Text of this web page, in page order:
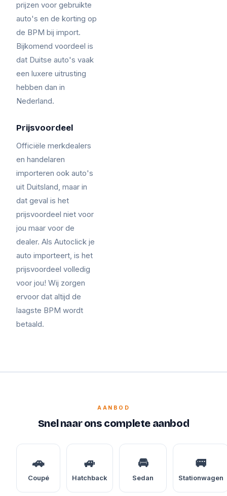
prijzen voor gebruikte
auto's en de korting op
de BPM bij import.
Bijkomend voordeel is
dat Duitse auto's vaak
een luxere uitrusting
hebben dan in
Nederland.
Prijsvoordeel
Officiële merkdealers
en handelaren
importeren ook auto's
uit Duitsland, maar in
dat geval is het
prijsvoordeel niet voor
jou maar voor de
dealer. Als Autoclick je
auto importeert, is het
prijsvoordeel volledig
voor jou! Wij zorgen
ervoor dat altijd de
laagste BPM wordt
betaald.
AANBOD
Snel naar ons complete aanbod
🚗
Coupé
🚙
Hatchback
🚘
Sedan
🚐
Stationwagen